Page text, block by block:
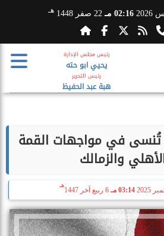
02:16 مـ 22 صفر 1448 هـ
رئيس مجلس الإدارة
يحيي ابو حته
رئيس التحرير
هبة عبد الحفيظ
تُنسى في مواجهات القمة
والزمالك
03:14 مـ 6 ربيع آخر 1447
هـ